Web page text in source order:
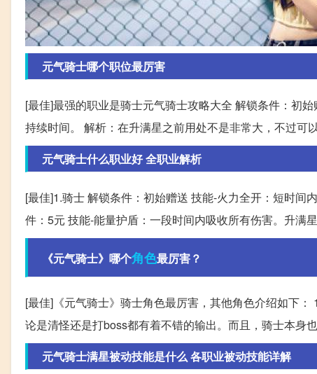
元气骑士哪个职位最厉害
[最佳]最强的职业是骑士元气骑士攻略大全 解锁条件：初
持续时间。 解析：在升满星之前用处不是非常大，不过可
元气骑士什么职业好 全职业解析
[最佳]1.骑士 解锁条件：初始赠送 技能-火力全开：短时间
件：5元 技能-能量护盾：一段时间内吸收所有伤害。升满
《元气骑士》哪个角色最厉害？
[最佳]《元气骑士》骑士角色最厉害，其他角色介绍如下
论是清怪还是打boss都有着不错的输出。而且，骑士本身
元气骑士满星被动技能是什么 各职业被动技能详解